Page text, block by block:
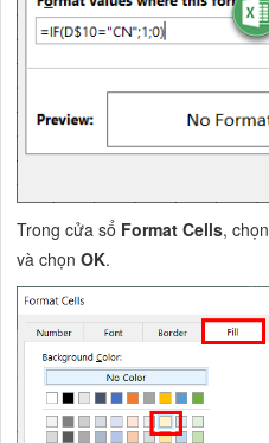
Trong cửa sổ Format Cells, chọn
và chọnOK.